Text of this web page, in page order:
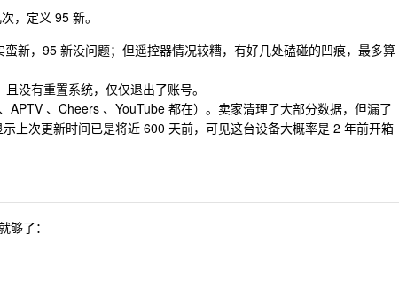
，定义 95 新。
新，95 新没问题；但遥控器情况较糟，有好几处磕碰的凹痕，最多算
没有重置系统，仅仅退出了账号。
APTV 、Cheers 、YouTube 都在）。卖家清理了大部分数据，但漏了
上次更新时间已是将近 600 天前，可见这台设备大概率是 2 年前开箱
够了：